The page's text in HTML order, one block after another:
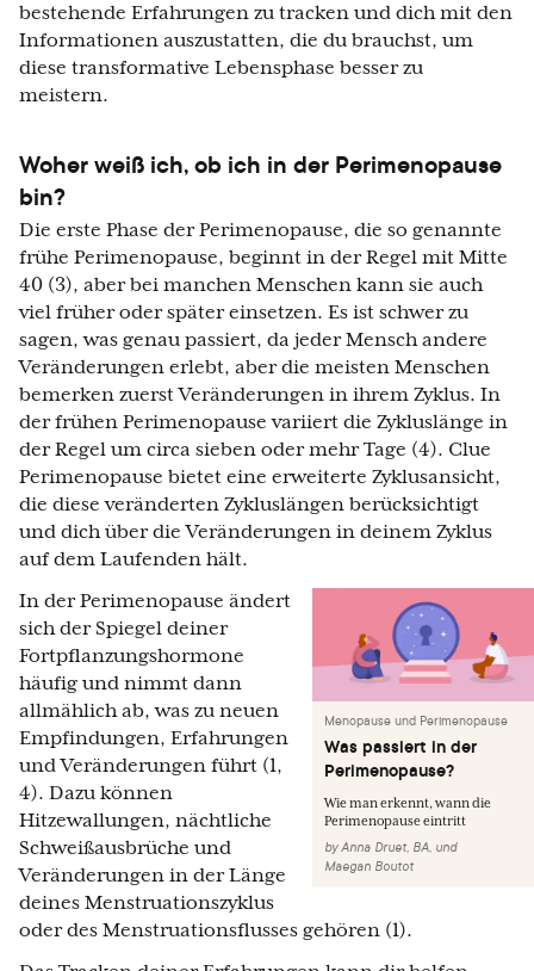
bestehende Erfahrungen zu tracken und dich mit den
Informationen auszustatten, die du brauchst, um
diese transformative Lebensphase besser zu
meistern.
Woher weiß ich, ob ich in der Perimenopause
bin?
Die erste Phase der Perimenopause, die so genannte
frühe Perimenopause, beginnt in der Regel mit Mitte
40 (3), aber bei manchen Menschen kann sie auch
viel früher oder später einsetzen. Es ist schwer zu
sagen, was genau passiert, da jeder Mensch andere
Veränderungen erlebt, aber die meisten Menschen
bemerken zuerst Veränderungen in ihrem Zyklus. In
der frühen Perimenopause variiert die Zykluslänge in
der Regel um circa sieben oder mehr Tage (4). Clue
Perimenopause bietet eine erweiterte Zyklusansicht,
die diese veränderten Zykluslängen berücksichtigt
und dich über die Veränderungen in deinem Zyklus
auf dem Laufenden hält.
Menopause und Perimenopause
Was passiert in der
Perimenopause?
Wie man erkennt, wann die
Perimenopause eintritt
byAnna Druet, BA, und
Maegan Boutot
In der Perimenopause ändert
sich der Spiegel deiner
Fortpflanzungshormone
häufig und nimmt dann
allmählich ab, was zu neuen
Empfindungen, Erfahrungen
und Veränderungen führt (1,
4). Dazu können
Hitzewallungen, nächtliche
Schweißausbrüche und
Veränderungen in der Länge
deines Menstruationszyklus
oder des Menstruationsflusses gehören (1).